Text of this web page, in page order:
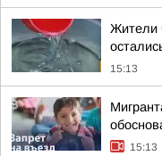
Жители
15:13
15:13